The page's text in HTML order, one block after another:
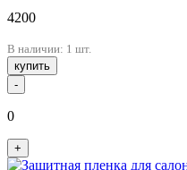
4200
В наличии: 1 шт.
купить
-
0
+